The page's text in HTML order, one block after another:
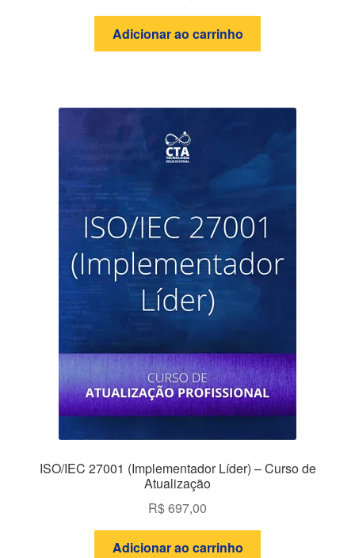
Adicionar ao carrinho
ISO/IEC 27001 (Implementador Líder) – Curso de
Atualização
R$697,00
Adicionar ao carrinho